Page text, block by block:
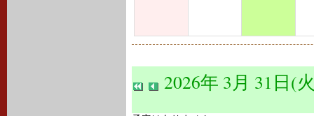
2026年 3月 31日(